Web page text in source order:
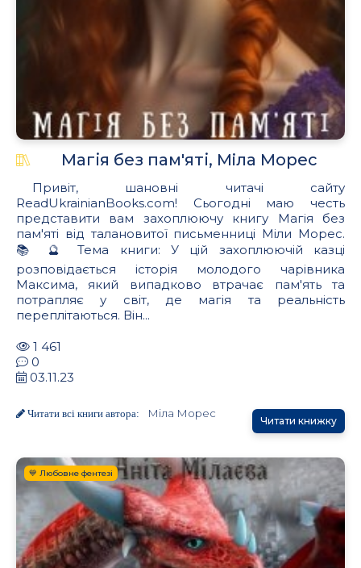
Магія без пам'яті, Мiла Морес
Привіт, шановні читачі сайту
ReadUkrainianBooks.com! Сьогодні маю честь
представити вам захоплюючу книгу Магія без
пам'яті від талановитої письменниці Міли Морес.
📚 🔮 Тема книги: У цій захоплюючій казці
розповідається історія молодого чарівника
Максима, який випадково втрачає пам'ять та
потрапляє у світ, де магія та реальність
переплітаються. Він...
1 461
0
03.11.23
Читати всі книги автора: Мiла Морес
Читати книжку
💙 Любовне фентезі